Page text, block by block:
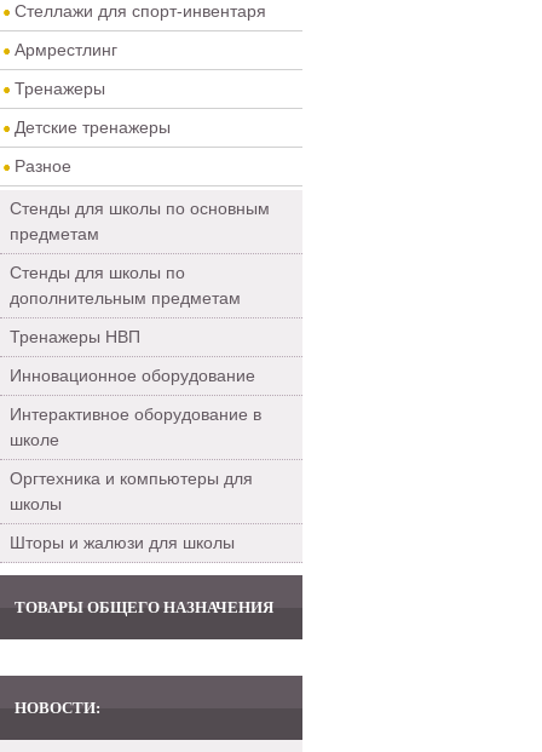
Стеллажи для спорт-инвентаря
Армрестлинг
Тренажеры
Детские тренажеры
Разное
Стенды для школы по основным
предметам
Стенды для школы по
дополнительным предметам
Тренажеры НВП
Инновационное оборудование
Интерактивное оборудование в
школе
Оргтехника и компьютеры для
школы
Шторы и жалюзи для школы
ТОВАРЫ ОБЩЕГО НАЗНАЧЕНИЯ
НОВОСТИ: